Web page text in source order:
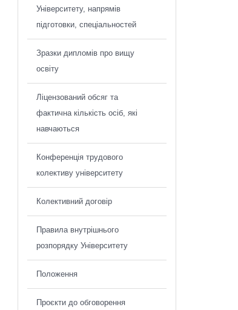
Університету, напрямів
підготовки, спеціальностей
Зразки дипломів про вищу
освіту
Ліцензований обсяг та
фактична кількість осіб, які
навчаються
Конференція трудового
колективу університету
Колективний договір
Правила внутрішнього
розпорядку Університету
Положення
Проєкти до обговорення